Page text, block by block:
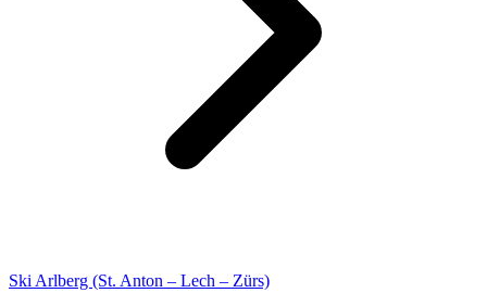
Ski Arlberg (St. Anton – Lech – Zürs)